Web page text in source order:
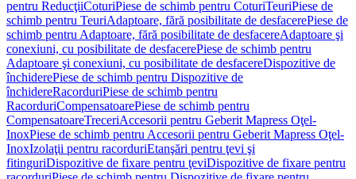
pentru ReducţiiCoturiPiese de schimb pentru CoturiTeuriPiese de
schimb pentru TeuriAdaptoare, fără posibilitate de desfacerePiese de
schimb pentru Adaptoare, fără posibilitate de desfacereAdaptoare şi
conexiuni, cu posibilitate de desfacerePiese de schimb pentru
Adaptoare şi conexiuni, cu posibilitate de desfacereDispozitive de
închiderePiese de schimb pentru Dispozitive de
închidereRacorduriPiese de schimb pentru
RacorduriCompensatoarePiese de schimb pentru
CompensatoareTreceriAccesorii pentru Geberit Mapress Oţel-
InoxPiese de schimb pentru Accesorii pentru Geberit Mapress Oţel-
InoxIzolaţii pentru racorduriEtanşări pentru ţevi şi
fitinguriDispozitive de fixare pentru ţeviDispozitive de fixare pentru